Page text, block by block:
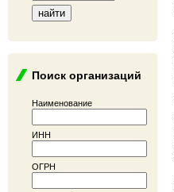
Поиск организаций
Наименование
ИНН
ОГРН